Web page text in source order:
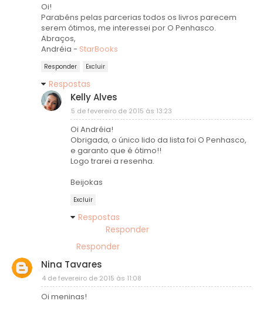
Oi!
Parabéns pelas parcerias todos os livros parecem
serem ótimos, me interessei por O Penhasco.
Abraços,
Andréia - StarBooks
Responder Excluir
Respostas
Kelly Alves
5 de fevereiro de 2015 às 13:23
Oi Andréia!
Obrigada, o único lido da lista foi O Penhasco,
e garanto que é ótimo!!
Logo trarei a resenha.
Beijokas
Excluir
Respostas
Responder
Responder
Nina Tavares
4 de fevereiro de 2015 às 11:08
Oi meninas!